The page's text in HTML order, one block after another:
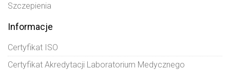
Szczepienia
Informacje
Certyfikat ISO
Certyfikat Akredytacji Laboratorium Medycznego